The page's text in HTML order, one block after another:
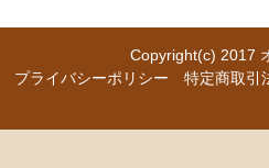
Copyright(c) 2017
プライバシーポリシー
特定商取引